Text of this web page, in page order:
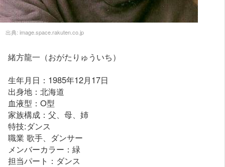
出典: image.space.rakuten.co.jp
緒方龍一（おがたりゅういち）
生年月日：1985年12月17日
出身地：北海道
血液型：O型
家族構成：父、母、姉
特技:ダンス
職業 歌手、ダンサー
メンバーカラー：緑
担当パート：ダンス